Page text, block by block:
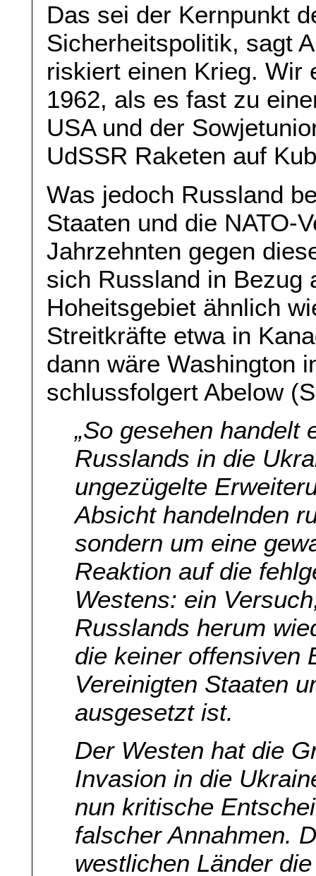
Das sei der Kernpunkt
Sicherheitspolitik, sagt
riskiert einen Krieg. Wir
1962, als es fast zu
USA und der
UdSSR Raketen auf
Was jedoch Russland
Staaten und die NATO-
Jahrzehnten gegen
sich Russland in Bezug
Hoheitsgebiet ähnlich
Streitkräfte etwa in
dann wäre Washington
schlussfolgert Abelow
„So gesehen handelt
Russlands in die
ungezügelte
Absicht handelnden
sondern um eine
Reaktion auf die
Westens: ein
Russlands herum
die keiner offensiven
Vereinigten Staaten
ausgesetzt ist.
Der Westen hat die
Invasion in die
nun kritische
falscher Annahmen.
westlichen Länder